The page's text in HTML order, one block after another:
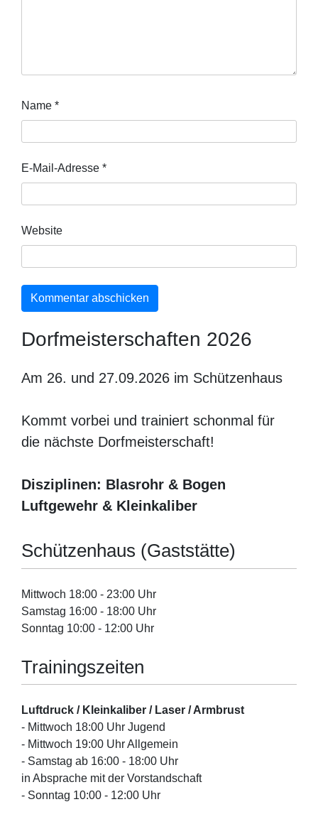
Name *
E-Mail-Adresse *
Website
Dorfmeisterschaften 2026
Am 26. und 27.09.2026 im Schützenhaus
Kommt vorbei und trainiert schonmal für
die nächste Dorfmeisterschaft!
Disziplinen: Blasrohr & Bogen
Luftgewehr & Kleinkaliber
Schützenhaus (Gaststätte)
Mittwoch 18:00 - 23:00 Uhr
Samstag 16:00 - 18:00 Uhr
Sonntag 10:00 - 12:00 Uhr
Trainingszeiten
Luftdruck / Kleinkaliber / Laser / Armbrust
- Mittwoch 18:00 Uhr Jugend
- Mittwoch 19:00 Uhr Allgemein
- Samstag ab 16:00 - 18:00 Uhr
in Absprache mit der Vorstandschaft
- Sonntag 10:00 - 12:00 Uhr